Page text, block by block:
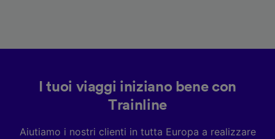
I tuoi viaggi iniziano bene con
Trainline
Aiutiamo i nostri clienti in tutta Europa a realizzare